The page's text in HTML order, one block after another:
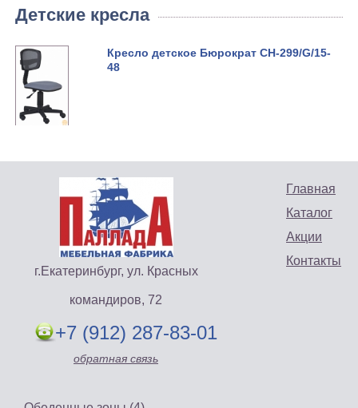
Детские кресла
Кресло детское Бюрократ CH-299/G/15-
48
Главная
Каталог
Акции
Контакты
г.Екатеринбург, ул. Красных
командиров, 72
+7 (912) 287-83-01
обратная связь